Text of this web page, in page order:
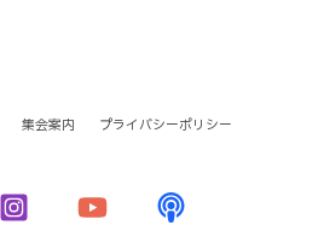
集会案内 プライバシーポリシー